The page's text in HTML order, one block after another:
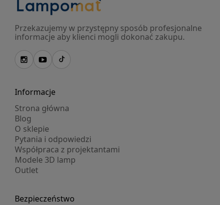
Przekazujemy w przystępny sposób profesjonalne
informacje aby klienci mogli dokonać zakupu.
Informacje
Strona główna
Blog
O sklepie
Pytania i odpowiedzi
Współpraca z projektantami
Modele 3D lamp
Outlet
Bezpieczeństwo